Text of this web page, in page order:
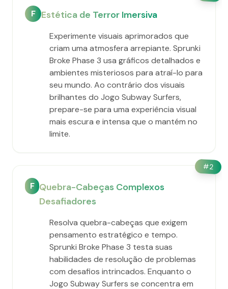
F Estética de Terror Imersiva
Experimente visuais aprimorados que
criam uma atmosfera arrepiante. Sprunki
Broke Phase 3 usa gráficos detalhados e
ambientes misteriosos para atraí-lo para
seu mundo. Ao contrário dos visuais
brilhantes do Jogo Subway Surfers,
prepare-se para uma experiência visual
mais escura e intensa que o mantém no
limite.
#2
F Quebra-Cabeças Complexos
Desafiadores
Resolva quebra-cabeças que exigem
pensamento estratégico e tempo.
Sprunki Broke Phase 3 testa suas
habilidades de resolução de problemas
com desafios intrincados. Enquanto o
Jogo Subway Surfers se concentra em